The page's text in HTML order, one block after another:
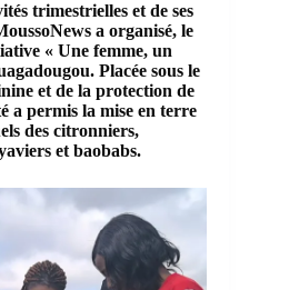
trimestrielles et de ses
a organisé, le
« Une femme, un
Placée sous le
et de la protection de
a permis la mise en terre
des citronniers,
et baobabs.